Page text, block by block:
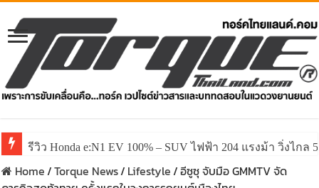
รีวิว Honda e:N1 EV 100% – SUV ไฟฟ้า 204 แรงม้า วิ่งไกล
Home/Torque News/ Lifestyle/อีซูซุ จับมือ GMMTV จัด